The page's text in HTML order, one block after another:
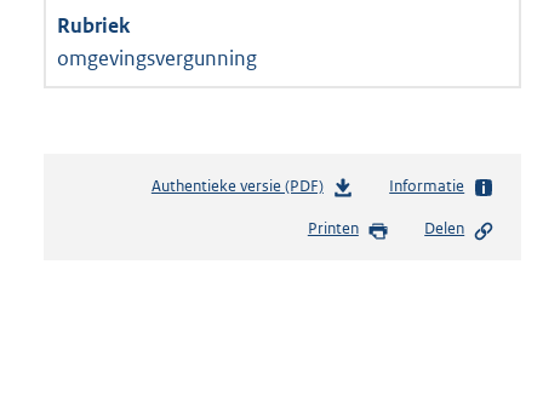
omgevingsvergunning
Authentieke versie (PDF)b
s
Informatie
Printen Delen